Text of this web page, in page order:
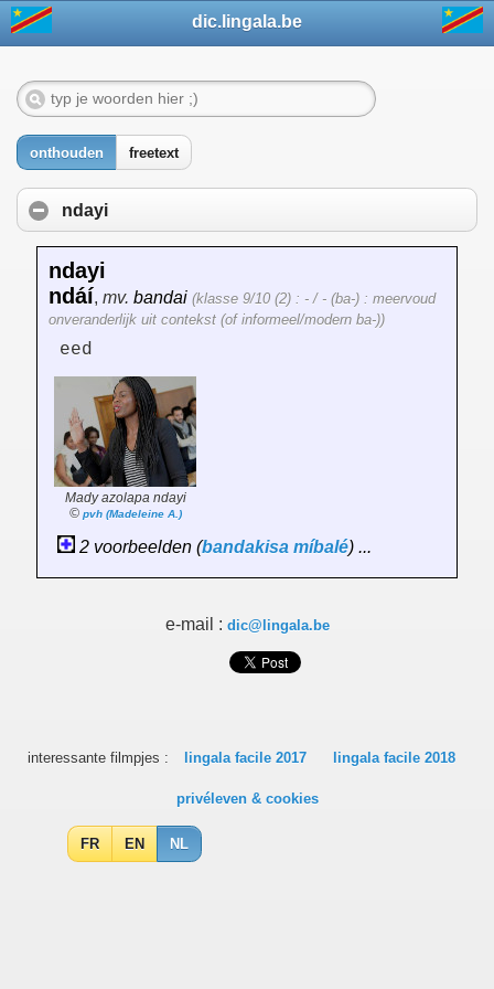
dic.lingala.be
onthouden freetext
ndayi
ndayi
ndáí, mv. bandai (klasse 9/10 (2) : - / - (ba-) : meervoud
onveranderlijk uit contekst (of informeel/modern ba-))
eed
Mady azolapa ndayi
© pvh (Madeleine A.)
2 voorbeelden (bandakisa míbalé) ...
e-mail : dic@lingala.be
interessante filmpjes : lingala facile 2017 lingala facile 2018
privéleven & cookies
FR EN NL